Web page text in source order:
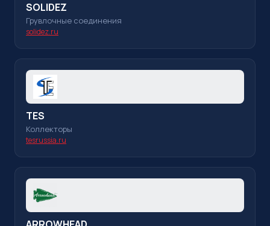
SOLIDEZ
Грувлочные соединения
solidez.ru
TES
Коллекторы
tesrussia.ru